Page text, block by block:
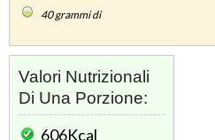
40grammi di
Valori Nutrizionali
Di Una Porzione:
606Kcal